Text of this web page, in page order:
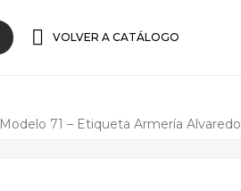
VOLVER A CATÁLOGO
Modelo 71 – Etiqueta Armería Alvaredo